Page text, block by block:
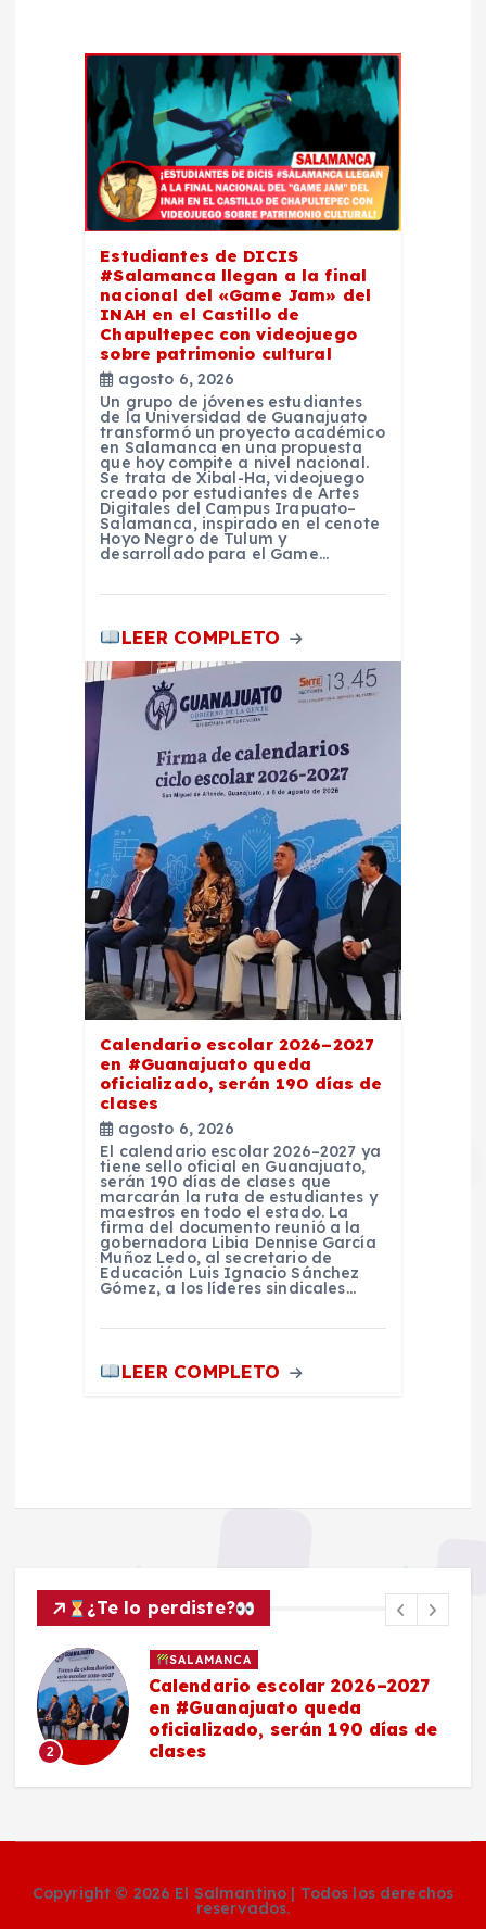
Estudiantes de DICIS
#Salamanca llegan a la final
nacional del «Game Jam» del
INAH en el Castillo de
Chapultepec con videojuego
sobre patrimonio cultural
agosto 6, 2026
Un grupo de jóvenes estudiantes
de la Universidad de Guanajuato
transformó un proyecto académico
en Salamanca en una propuesta
que hoy compite a nivel nacional.
Se trata de Xibal-Ha, videojuego
creado por estudiantes de Artes
Digitales del Campus Irapuato–
Salamanca, inspirado en el cenote
Hoyo Negro de Tulum y
desarrollado para el Game…
LEER COMPLETO
Calendario escolar 2026–2027
en #Guanajuato queda
oficializado, serán 190 días de
clases
agosto 6, 2026
El calendario escolar 2026–2027 ya
tiene sello oficial en Guanajuato,
serán 190 días de clases que
marcarán la ruta de estudiantes y
maestros en todo el estado. La
firma del documento reunió a la
gobernadora Libia Dennise García
Muñoz Ledo, al secretario de
Educación Luis Ignacio Sánchez
Gómez, a los líderes sindicales…
LEER COMPLETO
¿Te lo perdiste?
de
SALAMANCA
Maestro salmantino,
de la SEP en Guanajuato,
anuncia nuevos
Copyright © 2026 El Salmantino | Todos los derechos